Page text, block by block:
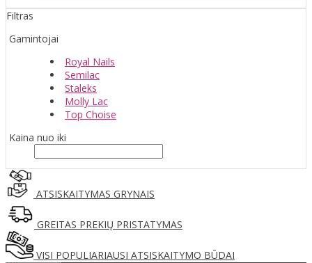
Filtras
Gamintojai
Royal Nails
Semilac
Staleks
Molly Lac
Top Choise
Kaina nuo iki
ATSISKAITYMAS GRYNAIS
GREITAS PREKIŲ PRISTATYMAS
VISI POPULIARIAUSI ATSISKAITYMO BŪDAI